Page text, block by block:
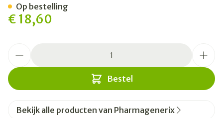
€ 18,60
Bestel
Op bestelling
Bekijk alle producten van Pharmagenerix